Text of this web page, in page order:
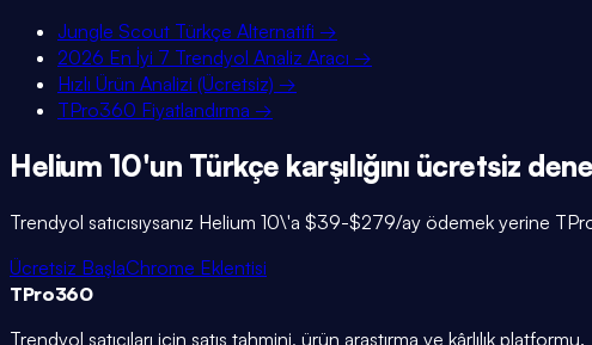
Jungle Scout Türkçe Alternatifi →
2026 En İyi 7 Trendyol Analiz Aracı →
Hızlı Ürün Analizi (Ücretsiz) →
TPro360 Fiyatlandırma →
Helium 10'un Türkçe karşılığını ücretsiz dene
Trendyol satıcısıysanız Helium 10\'a $39-$279/ay ödemek yerine
Ücretsiz BaşlaChrome Eklentisi
TPro360
Trendyol satıcıları için satış tahmini, ürün araştırma ve kârlılık platformu.